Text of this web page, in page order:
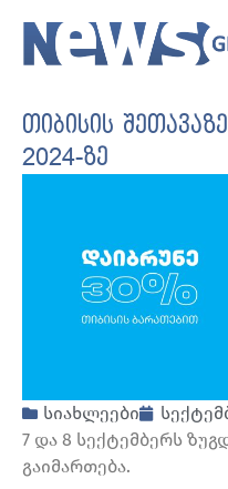
თიბისის
2024-ზე
სიახლეები
7 და 8 სექტემბერს
გაიმართება.